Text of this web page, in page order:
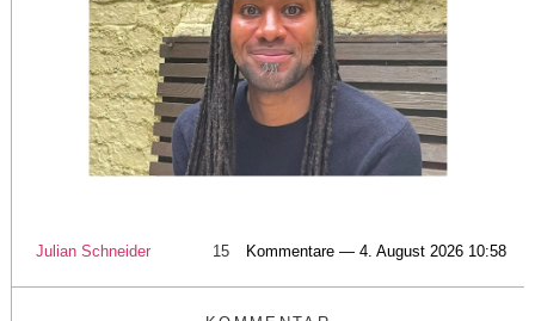
Julian Schneider 15 Kommentare — 4. August 2026 10:58